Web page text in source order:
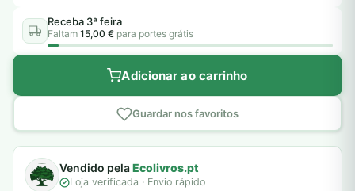
Receba 3ª feira
Faltam 15,00 € para portes grátis
Adicionar ao carrinho
Guardar nos favoritos
Vendido pelaEcolivros.pt
Loja verificada · Envio rápido